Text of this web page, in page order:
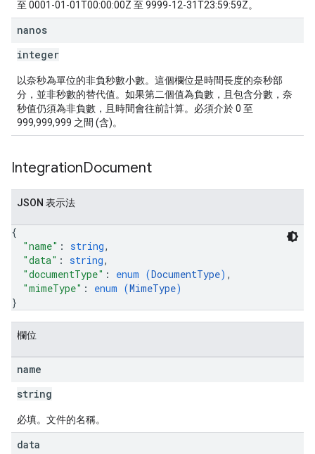
至 0001-01-01T00:00:00Z 至 9999-12-31T23:59:59Z。
nanos
integer
以奈秒為單位的非負秒數小數。這個欄位是時間長度的奈秒部
分，並非秒數的替代值。如果第二個值為負數，且包含分數，奈
秒值仍須為非負數，且時間會往前計算。必須介於 0 至
999,999,999 之間 (含)。
IntegrationDocument
JSON 表示法
{
"name" : string,
"data" : string,
"documentType" : enum (DocumentType) ,
"mimeType" : enum (MimeType)
}
欄位
name
string
必填。文件的名稱。
data